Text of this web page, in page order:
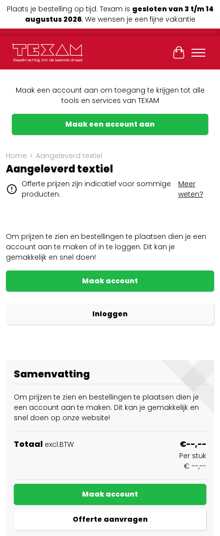
Plaats je bestelling op tijd. Texam is gesloten van 3 t/m 14
augustus 2026. We wensen je een fijne vakantie
Maak een account aan om toegang te krijgen tot alle
tools en services van TEXAM
Maak een account aan
Home > Aangeleverd textiel
Aangeleverd textiel
Offerte prijzen zijn indicatief voor sommige
producten.
Meer
weten?
Om prijzen te zien en bestellingen te plaatsen dien je een
account aan te maken of in te loggen. Dit kan je
gemakkelijk en snel doen!
Maak account
Inloggen
Samenvatting
Om prijzen te zien en bestellingen te plaatsen dien je
een account aan te maken. Dit kan je gemakkelijk en
snel doen op onze website!
Totaal excl.BTW €--,--
Per stuk
€ --,--
Maak account
Offerte aanvragen